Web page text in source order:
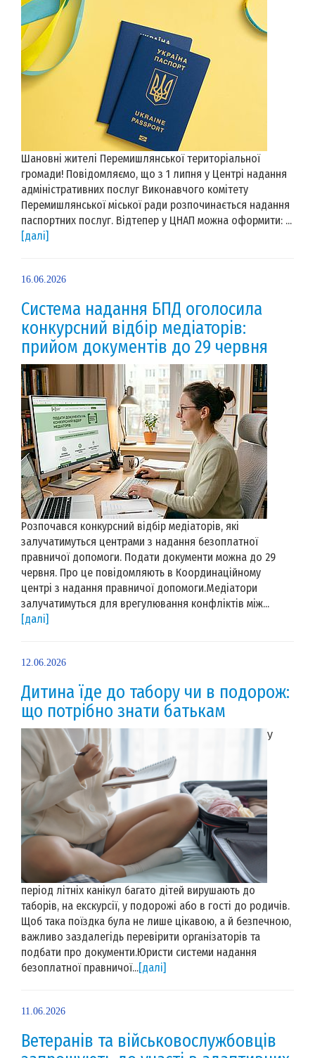
Шановні жителі Перемишлянської територіальної
громади! Повідомляємо, що з 1 липня у Центрі надання
адміністративних послуг Виконавчого комітету
Перемишлянської міської ради розпочинається надання
паспортних послуг. Відтепер у ЦНАП можна оформити: ...
[далі]
16.06.2026
Система надання БПД оголосила
конкурсний відбір медіаторів:
прийом документів до 29 червня
Розпочався конкурсний відбір медіаторів, які
залучатимуться центрами з надання безоплатної
правничої допомоги. Подати документи можна до 29
червня. Про це повідомляють в Координаційному
центрі з надання правничої допомоги.Медіатори
залучатимуться для врегулювання конфліктів між...
[далі]
12.06.2026
Дитина їде до табору чи в подорож:
що потрібно знати батькам
У
період літніх канікул багато дітей вирушають до
таборів, на екскурсії, у подорожі або в гості до родичів.
Щоб така поїздка була не лише цікавою, а й безпечною,
важливо заздалегідь перевірити організаторів та
подбати про документи.Юристи системи надання
безоплатної правничої...[далі]
11.06.2026
Ветеранів та військовослужбовців